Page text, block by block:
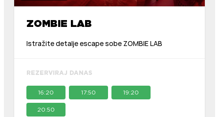
ZOMBIE LAB
Istražite detalje escape sobe ZOMBIE LAB
REZERVIRAJ DANAS
16:20 17:50 19:20
20:50